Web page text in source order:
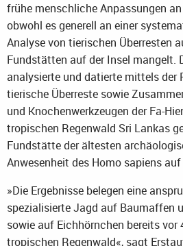
frühe menschliche Anpassungen
obwohl es generell an einer
Analyse von tierischen Überresten
Fundstätten auf der Insel mangelt.
analysierte und datierte mittels der
tierische Überreste sowie
und Knochenwerkzeugen der Fa-
tropischen Regenwald Sri Lankas
Fundstätte der ältesten
Anwesenheit des Homo sapiens
»Die Ergebnisse belegen eine
spezialisierte Jagd auf Baumaffen
sowie auf Eichhörnchen bereits vor
tropischen Regenwald«, sagt